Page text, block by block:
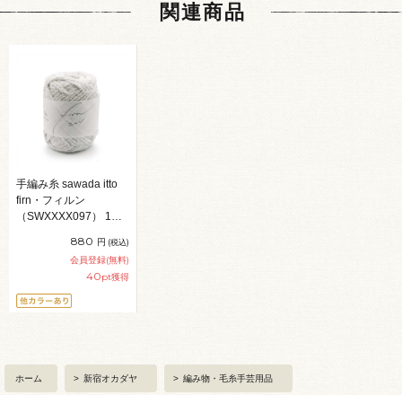
関連商品
手編み糸 sawada itto
firn・フィルン
（SWXXXX097） 1S.
880 円 (税込)
会員登録(無料)
40pt獲得
ホーム > 新宿オカダヤ > 編み物・毛糸手芸用品